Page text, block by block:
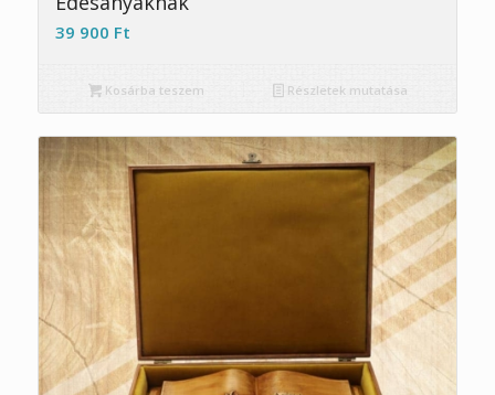
39 900 Ft
Kosárba teszem Részletek mutatása